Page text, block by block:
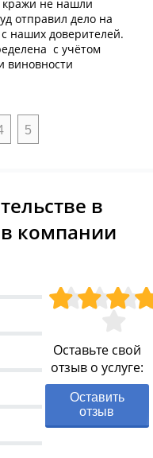
кражи не нашли
отправил дело на
наших доверителей.
с учётом
виновности
денег,
объяснял.
суд принял
долга в
юридических услуг
на содержание
ведения дела
положения истицы,
обязательной доли, так
завещание. Стоимость
размера
устроило клиента.
обязательство
обосновать сумму
финансовых
заказчиков
5
в
в компании
Оставьте свой
отзыв о услуге:
Оставить
отзыв